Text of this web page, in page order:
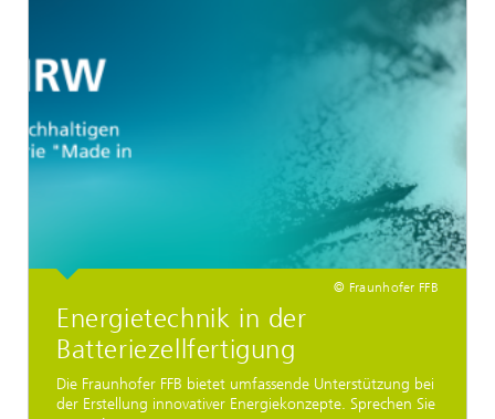
© Fraunhofer FFB
Energietechnik in der
Batteriezellfertigung
Die Fraunhofer FFB bietet umfassende Unterstützung bei
der Erstellung innovativer Energiekonzepte. Sprechen Sie